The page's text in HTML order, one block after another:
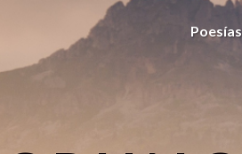
Poesías